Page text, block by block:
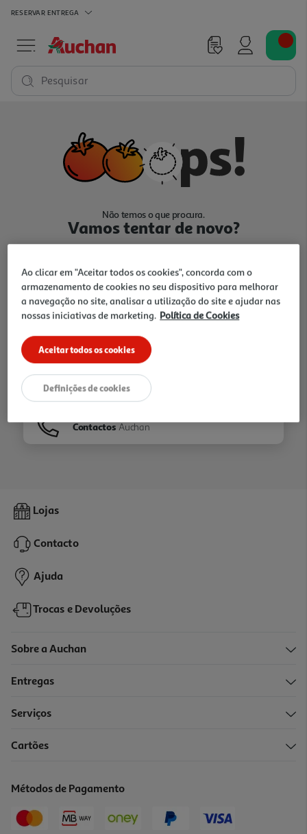
RESERVAR ENTREGA
Pesquisar
Não temos o que procura.
Vamos tentar de novo?
Ir para Homepage
Folhetos
Contactos Auchan
Lojas
Contacto
Ajuda
Trocas e Devoluções
Sobre a Auchan
Entregas
Serviços
Cartões
Métodos de Pagamento
Ao clicar em "Aceitar todos os cookies", concorda com o
armazenamento de cookies no seu dispositivo para melhorar
a navegação no site, analisar a utilização do site e ajudar nas
nossas iniciativas de marketing. Política de Cookies
Aceitar todos os cookies
Definições de cookies